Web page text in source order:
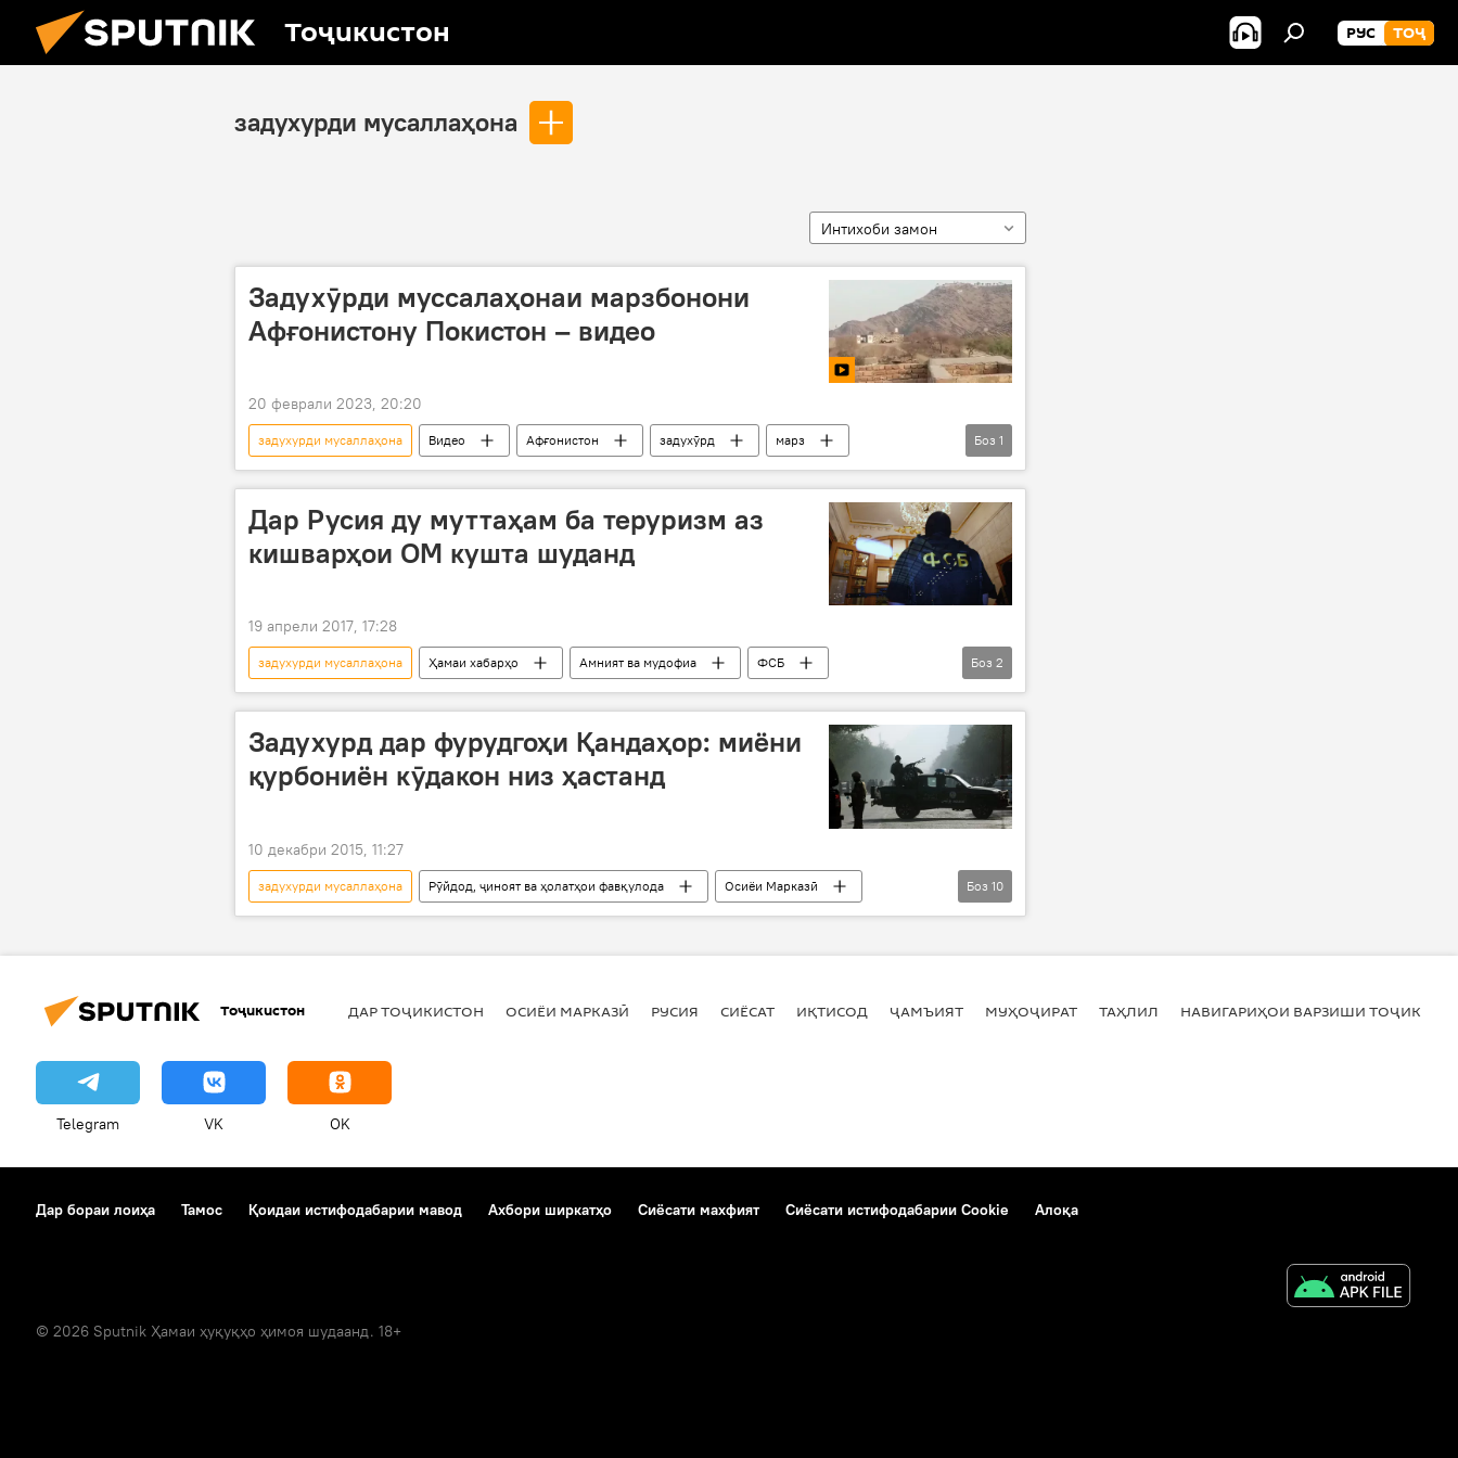
Тоҷикистон РУС ТОҶ
задухурди мусаллаҳона
Интихоби замон
Задухӯрди муссалаҳонаи марзбонони
Афғонистону Покистон – видео
20 феврали 2023, 20:20
задухурди мусаллаҳона Видео Афғонистон задухӯрд
марз
Покистон
Боз 1
Дар Русия ду муттаҳам ба теруризм аз
кишварҳои ОМ кушта шуданд
19 апрели 2017, 17:28
задухурди мусаллаҳона Ҳамаи хабарҳо Амният ва мудофиа
ФСБ
шаҳрванди ОМ
Дар Русия
Боз 2
Задухурд дар фурудгоҳи Қандаҳор: миёни
қурбониён кӯдакон низ ҳастанд
10 декабри 2015, 11:27
задухурди мусаллаҳона Рӯйдод, ҷиноят ва ҳолатҳои фавқулода
Осиёи Марказӣ
Ҳамаи хабарҳо
Афғонистон Қандаҳор
Довудшоҳ Вафодор
Боз 10
Тоҷикистон ДАР ТОҶИКИСТОН ОСИЁИ МАРКАЗӢ РУСИЯ СИЁСАТ ИҚТИСОД ҶАМЪИЯТ МУҲОҶИРАТ ТАҲЛИЛ НАВИГАРИҲОИ ВАРЗИШИ
Telegram VK OK
Дар бораи лоиҳа Тамос Қоидаи истифодабарии мавод Ахбори ширкатҳо Сиёсати махфият Сиёсати истифодабарии Cookie Алоқа
© 2026 Sputnik Ҳамаи ҳуқуқҳо ҳимоя шудаанд. 18+